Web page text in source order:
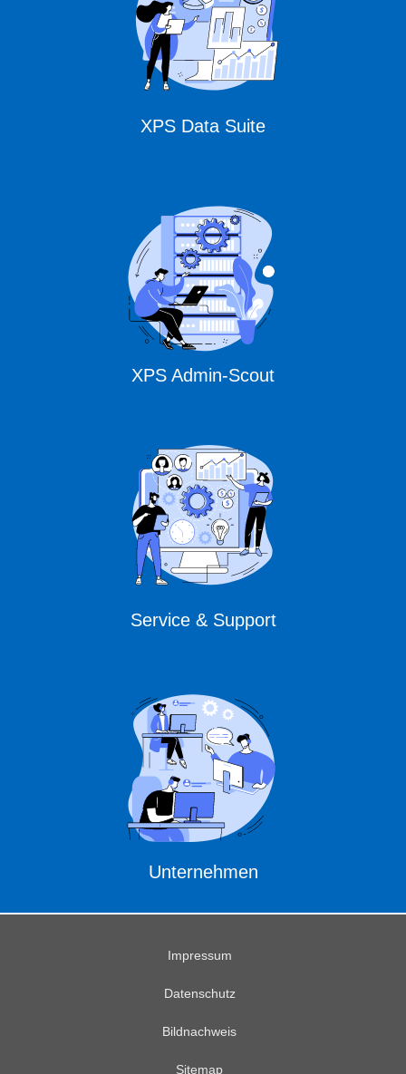
XPS Data Suite
XPS Admin-Scout
Service & Support
Unternehmen
Impressum
Datenschutz
Bildnachweis
Sitemap